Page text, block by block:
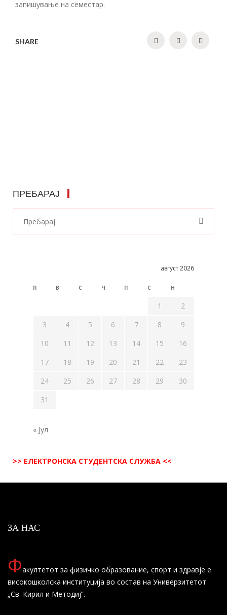
запишување на семестар.
SHARE
ПРЕБАРАЈ
август 2026
П В С Ч П С Н
1
2
3
4 5 6 7 8
9
10
11 12 13 14 15
16
17
18 19 20 21 22
23
24
25 26 27 28 29
30
31
« Јул
>> ЕЛЕКТРОНСКА СТУДЕНТСКА СЛУЖБА <<
ЗА НАС
Факултетот за физичко образование, спорт и здравје е
високошколска институција во состав на Универзитетот
„Св. Кирил и Методиј”.